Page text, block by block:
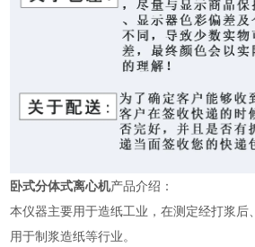
卧式分体式离心机产品介绍：
本仪器主要用于造纸工业，在测定经打浆后
用于制浆造纸等行业。